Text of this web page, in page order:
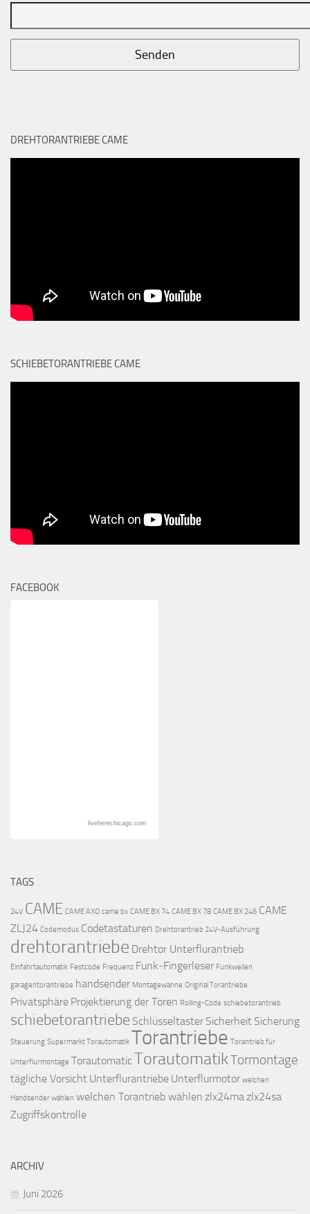
DREHTORANTRIEBE CAME
SCHIEBETORANTRIEBE CAME
FACEBOOK
liveherechicago.com
TAGS
24V CAME CAME AXO came bx CAME BX 74 CAME BX 78 CAME BX 246 CAME
ZLJ24 Codemodus Codetastaturen Drehtorantrieb 24V-Ausführung
drehtorantriebe Drehtor Unterflurantrieb
Einfahrtautomatik Festcode Frequenz Funk-Fingerleser Funkwellen
garagentorantriebe handsender Montagewanne Original Torantriebe
Privatsphäre Projektierung der Toren Rolling-Code schiebetorantrieb
schiebetorantriebe Schlüsseltaster Sicherheit Sicherung
Steuerung Supermarkt Torautomatik Torantriebe Torantrieb für
Unterflurmontage TorautomaticTorautomatikTormontage
tägliche Vorsicht Unterflurantriebe Unterflurmotor welchen
Handsender wählen welchen Torantrieb wählen zlx24mazlx24sa
Zugriffskontrolle
ARCHIV
Juni 2026